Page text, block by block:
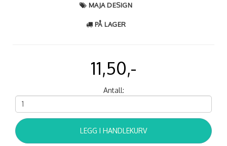
MAJA DESIGN
PÅ LAGER
11,50,-
Antall:
LEGG I HANDLEKURV